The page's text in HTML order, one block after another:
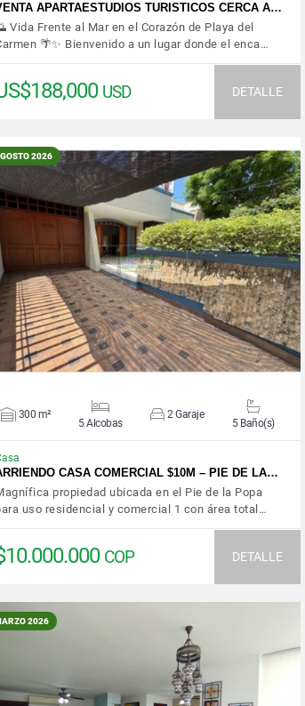
APARTAESTUDIOS TURISTICOS CERCA A…
Vida Frente al Mar en el Corazón de Playa del
🌴✨ Bienvenido a un lugar donde el enca…
USD DETALLE
2026
VER DETALLES
300 m²
5 Alcobas
2 Garaje
5 Baño(s)
CASA COMERCIAL $10M – PIE DE LA…
propiedad ubicada en el Pie de la Popa
uso residencial y comercial 1 con área total…
COP DETALLE
2026